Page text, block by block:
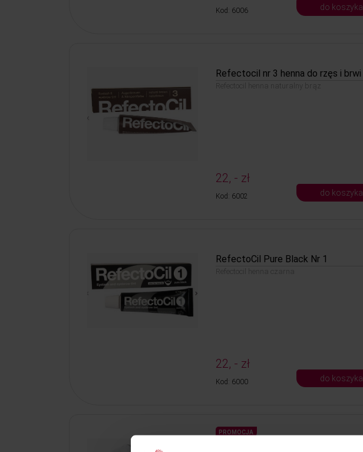
Kod: 6006 do koszyka
Refectocil nr 3 henna do rzęs i brwi
Refectocil henna naturalny brąz
22, - zł
Kod: 6002 do koszyka
RefectoCil Pure Black Nr 1
Refectocil henna czarna
22, - zł
Kod: 6000 do koszyka
PROMOCJA